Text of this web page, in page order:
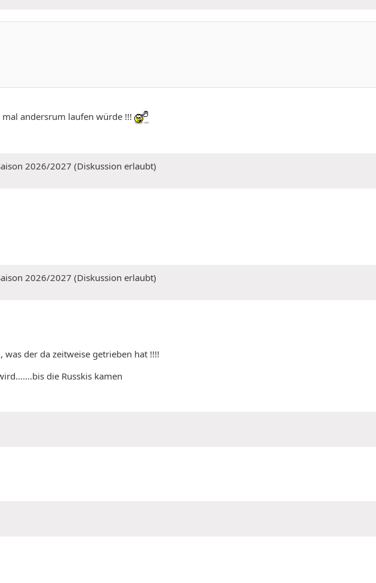
andersrum laufen würde !!!
2026/2027 (Diskussion erlaubt)
2026/2027 (Diskussion erlaubt)
der da zeitweise getrieben hat !!!!
die Russkis kamen